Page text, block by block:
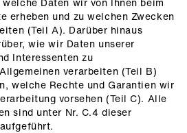
erheben und zu welchen Zwecken
(Teil A). Darüber hinaus
wie wir Daten unserer
Interessenten zu
verarbeiten (Teil B)
welche Rechte und Garantien wir
vorsehen (Teil C). Alle
sind unter Nr. C.4 dieser